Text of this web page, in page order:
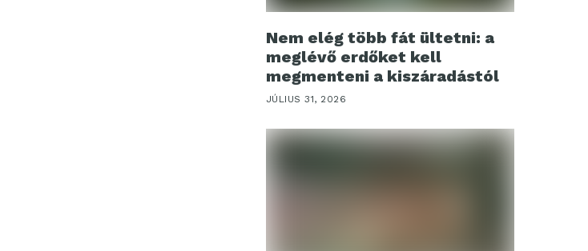
Nem elég több fát ültetni: a
meglévő erdőket kell
megmenteni a kiszáradástól
JÚLIUS 31, 2026